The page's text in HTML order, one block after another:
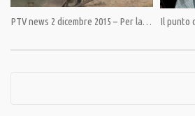
PTV news 2 dicembre 2015 – Per la Nato il pericolo è a est